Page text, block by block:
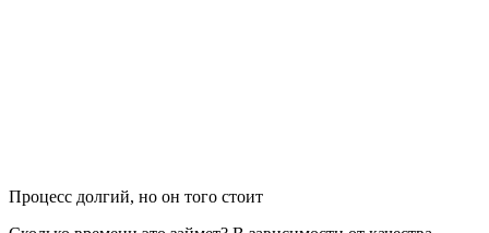
Процесс долгий, но он того стоит